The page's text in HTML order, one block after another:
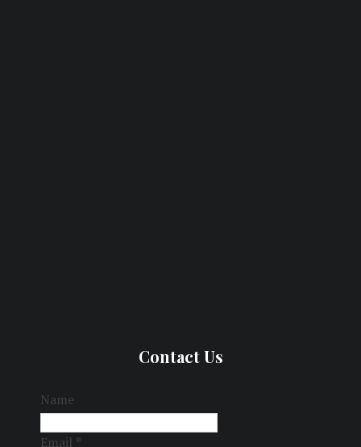
Contact Us
Name
Email *